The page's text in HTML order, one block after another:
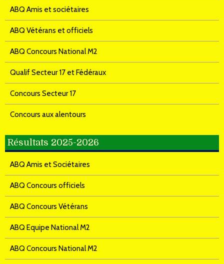
ABQ Amis et sociétaires
ABQ Vétérans et officiels
ABQ Concours National M2
Qualif Secteur 17 et Fédéraux
Concours Secteur 17
Concours aux alentours
Résultats 2025-2026
ABQ Amis et Sociétaires
ABQ Concours officiels
ABQ Concours Vétérans
ABQ Equipe National M2
ABQ Concours National M2